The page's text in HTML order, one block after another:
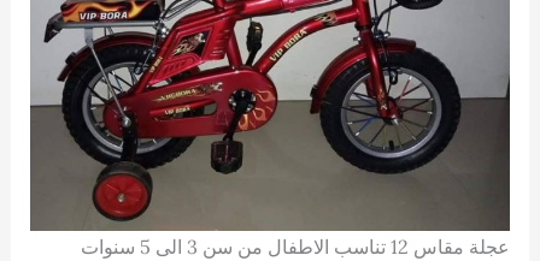
عجلة مقاس 12 تناسب الاطفال من سن 3 الى 5 سنوات